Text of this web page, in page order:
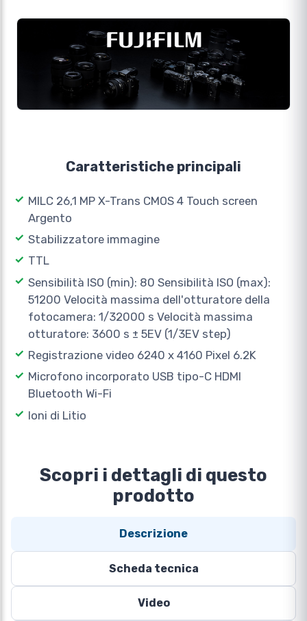
Caratteristiche principali
MILC 26,1 MP X-Trans CMOS 4 Touch screen
Argento
Stabilizzatore immagine
TTL
Sensibilità ISO (min): 80 Sensibilità ISO (max):
51200 Velocità massima dell'otturatore della
fotocamera: 1/32000 s Velocità massima
otturatore: 3600 s ± 5EV (1/3EV step)
Registrazione video 6240 x 4160 Pixel 6.2K
Microfono incorporato USB tipo-C HDMI
Bluetooth Wi-Fi
Ioni di Litio
Scopri i dettagli di questo
prodotto
Descrizione
Scheda tecnica
Video